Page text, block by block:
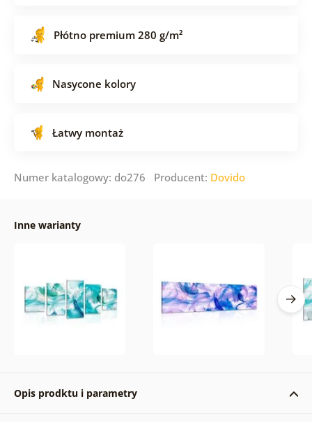
Płótno premium 280 g/m²
Nasycone kolory
Łatwy montaż
Numer katalogowy: do276 Producent: Dovido
Inne warianty
Opis prodktu i parametry